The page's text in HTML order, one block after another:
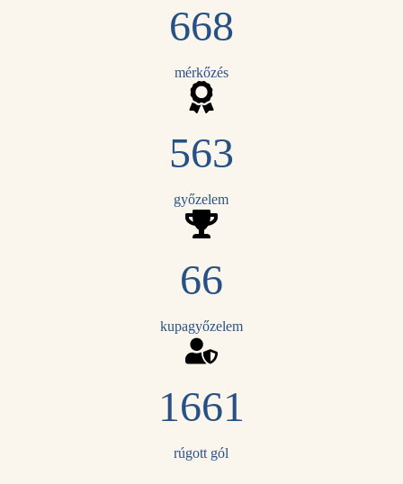
668
mérkőzés
563
győzelem
66
kupagyőzelem
1661
rúgott gól